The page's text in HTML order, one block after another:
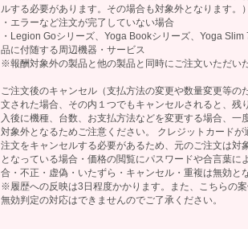
ルする必要があります。その場合も対象外となります。）
・エラーなど注文が完了していない場合
・Legion Goシリーズ、Yoga Bookシリーズ、Yoga
品に付随する周辺機器・サービス
※報酬対象外の製品と他の製品と同時にご注文いただい
ご注文後のキャンセル（支払方法の変更や数量変更等
文された場合、その内１つでもキャンセルされると、
入後に機種、台数、お支払方法などを変更する場合、
対象外となるためご注意ください。 クレジットカード
注文をキャンセルする必要があるため、元のご注文は
となっている場合・価格の閲覧にパスワードや合言葉
合・不正・虚偽・いたずら・キャンセル・重複は無効と
※履歴への反映は3日程度かかります。また、こちらの
無効判定の対応はできませんのでご了承ください。